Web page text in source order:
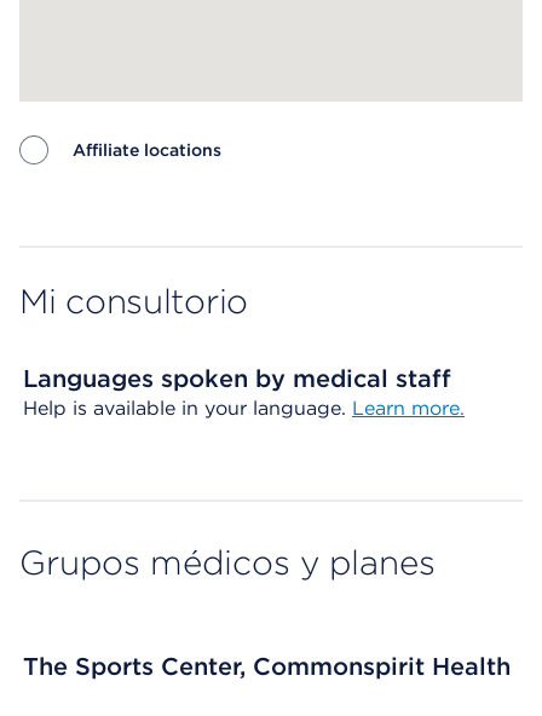
Affiliate locations
Mi consultorio
Languages spoken by medical staff
Help is available in your language. Learn more.
Grupos médicos y planes
The Sports Center, Commonspirit Health